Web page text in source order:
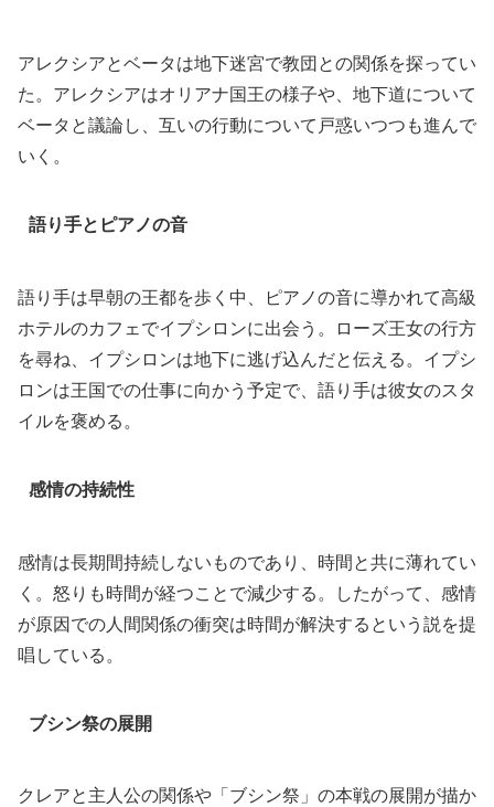
アレクシアとベータは地下迷宮で教団との関係を探ってい
た。アレクシアはオリアナ国王の様子や、地下道について
ベータと議論し、互いの行動について戸惑いつつも進んで
いく。
語り手とピアノの音
語り手は早朝の王都を歩く中、ピアノの音に導かれて高級
ホテルのカフェでイプシロンに出会う。ローズ王女の行方
を尋ね、イプシロンは地下に逃げ込んだと伝える。イプシ
ロンは王国での仕事に向かう予定で、語り手は彼女のスタ
イルを褒める。
感情の持続性
感情は長期間持続しないものであり、時間と共に薄れてい
く。怒りも時間が経つことで減少する。したがって、感情
が原因での人間関係の衝突は時間が解決するという説を提
唱している。
ブシン祭の展開
クレアと主人公の関係や「ブシン祭」の本戦の展開が描か